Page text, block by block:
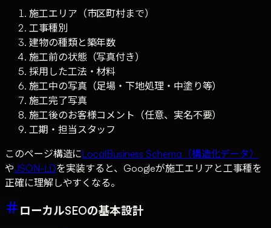
施工エリア（市区町村まで）
工事種別
建物の種類と築年数
施工前の状態（写真付き）
採用した工法・材料
施工中の写真（足場・下地処理・中塗り等）
施工完了写真
施工後のお客様コメント（任意、実名不要）
工期・担当スタッフ
このページ構造にLocalBusiness Schema（構造化データ）
やJSON-LDを実装すると、Googleが施工エリアと工事種を
正確に理解しやすくなる。
ローカルSEOの基本設計